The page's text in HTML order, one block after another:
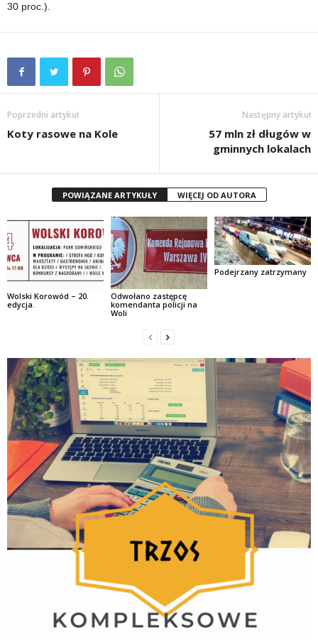
30 proc.).
Poprzedni artykuł
Koty rasowe na Kole
Następny artykuł
57 mln zł długów w
gminnych lokalach
POWIĄZANE ARTYKUŁY WIĘCEJ OD AUTORA
Wolski Korowód – 20.
edycja.
Odwołano zastępcę
komendanta policji na
Woli
Podejrzany zatrzymany